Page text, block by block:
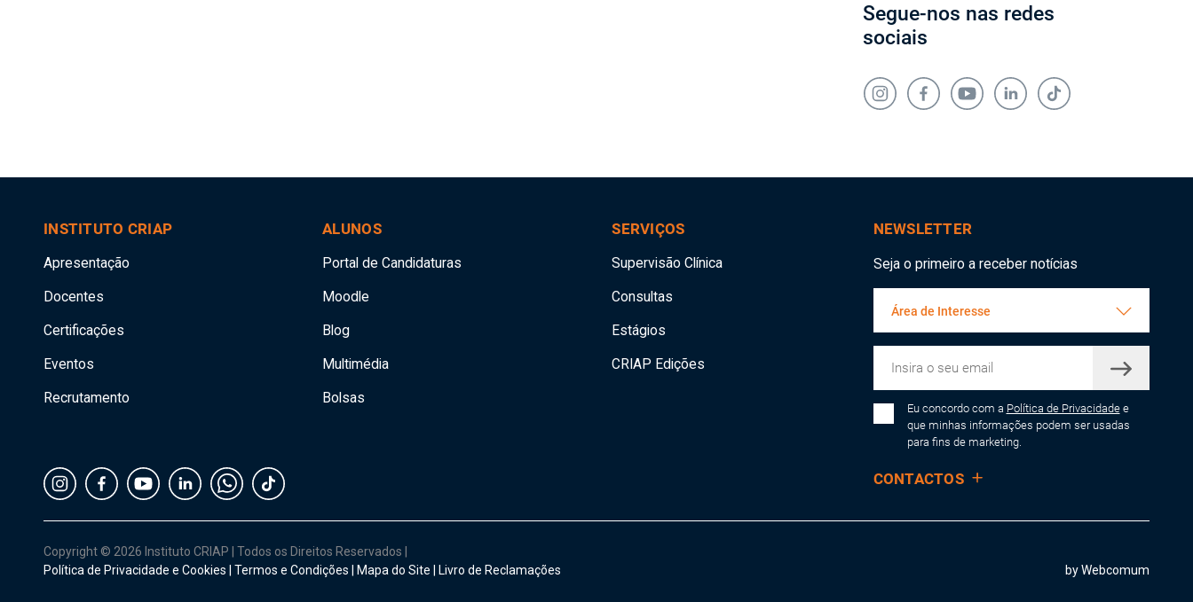
Segue-nos nas redes
sociais
INSTITUTO CRIAP
Apresentação
Docentes
Certificações
Eventos
Recrutamento
ALUNOS
Portal de Candidaturas
Moodle
Blog
Multimédia
Bolsas
SERVIÇOS
Supervisão Clínica
Consultas
Estágios
CRIAP Edições
CONTACTOS
NEWSLETTER
Seja o primeiro a receber notícias
Área de Interesse
Eu concordo com a Política de Privacidadee
que minhas informações podem ser usadas
para fins de marketing.
Copyright © 2026 Instituto CRIAP Todos os Direitos Reservados
Política de Privacidade e Cookies
Termos e Condições Mapa do Site Livro de Reclamações by Webcomum